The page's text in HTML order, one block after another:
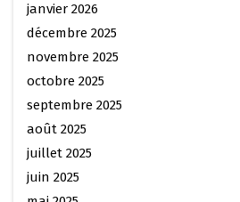
janvier 2026
décembre 2025
novembre 2025
octobre 2025
septembre 2025
août 2025
juillet 2025
juin 2025